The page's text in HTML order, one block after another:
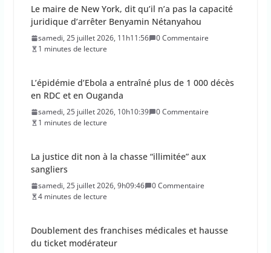
Le maire de New York, dit qu’il n’a pas la capacité
juridique d’arrêter Benyamin Nétanyahou
samedi, 25 juillet 2026, 11h11:56
0 Commentaire
1 minutes de lecture
L’épidémie d’Ebola a entraîné plus de 1 000 décès
en RDC et en Ouganda
samedi, 25 juillet 2026, 10h10:39
0 Commentaire
1 minutes de lecture
La justice dit non à la chasse “illimitée” aux
sangliers
samedi, 25 juillet 2026, 9h09:46
0 Commentaire
4 minutes de lecture
Doublement des franchises médicales et hausse
du ticket modérateur